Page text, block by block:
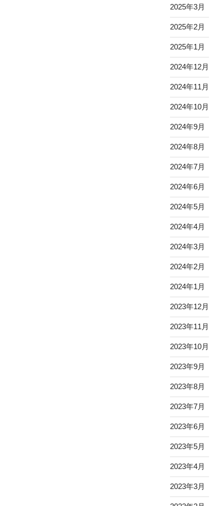
2025年3月
2025年2月
2025年1月
2024年12月
2024年11月
2024年10月
2024年9月
2024年8月
2024年7月
2024年6月
2024年5月
2024年4月
2024年3月
2024年2月
2024年1月
2023年12月
2023年11月
2023年10月
2023年9月
2023年8月
2023年7月
2023年6月
2023年5月
2023年4月
2023年3月